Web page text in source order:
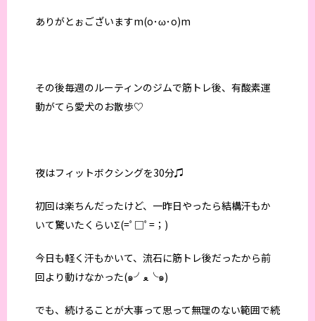
ありがとぉございますm(o･ω･o)m
その後毎週のルーティンのジムで筋トレ後、有酸素運
動がてら愛犬のお散歩♡
夜はフィットボクシングを30分♫
初回は楽ちんだったけど、一昨日やったら結構汗もか
いて驚いたくらいΣ(=ﾟ□ﾟ=；)
今日も軽く汗もかいて、流石に筋トレ後だったから前
回より動けなかった(๑╯ﻌ╰๑)
でも、続けることが大事って思って無理のない範囲で続